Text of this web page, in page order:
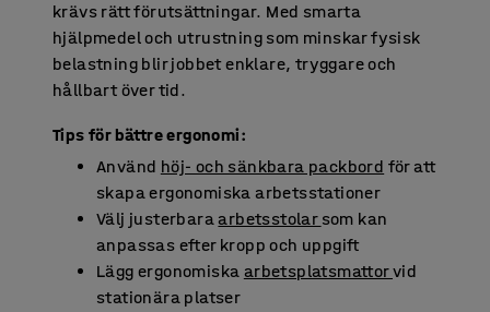
krävs rätt förutsättningar. Med smarta
hjälpmedel och utrustning som minskar fysisk
belastning blir jobbet enklare, tryggare och
hållbart över tid.
Tips för bättre ergonomi:
Använd höj- och sänkbara packbord för att
skapa ergonomiska arbetsstationer
Välj justerbaraarbetsstolar som kan
anpassas efter kropp och uppgift
Lägg ergonomiska arbetsplatsmattorvid
stationära platser